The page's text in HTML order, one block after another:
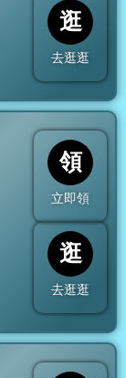
逛
去逛逛
領
立即領
逛
去逛逛